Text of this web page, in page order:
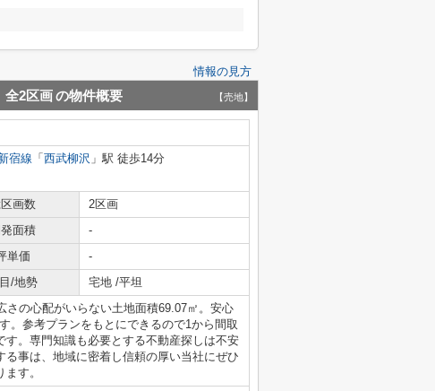
情報の見方
全2区画の物件概要 【売地】
宿線 「 西武柳沢 」駅 徒歩14分
画数
2区画
面積
-
単価
-
/地勢 宅地 /平坦
の心配がいらない土地面積69.07㎡。安心
。参考プランをもとにできるので1から間取
。専門知識も必要とする不動産探しは不安
事は、地域に密着し信頼の厚い当社にぜひ
す。